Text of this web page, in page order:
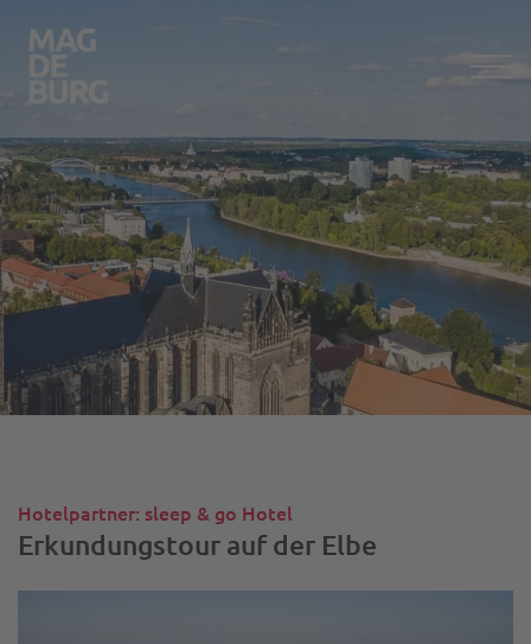
Hotelpartner: sleep & go Hotel
Erkundungstour auf der Elbe